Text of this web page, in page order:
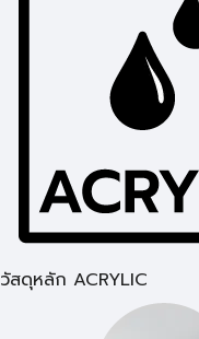
วัสดุหลัก ACRYLIC